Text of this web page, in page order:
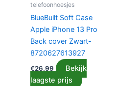
telefoonhoesjes
BlueBuilt Soft Case
Apple iPhone 13 Pro
Back cover Zwart-
8720627613927
€26.99
Bekijk
laagste prijs